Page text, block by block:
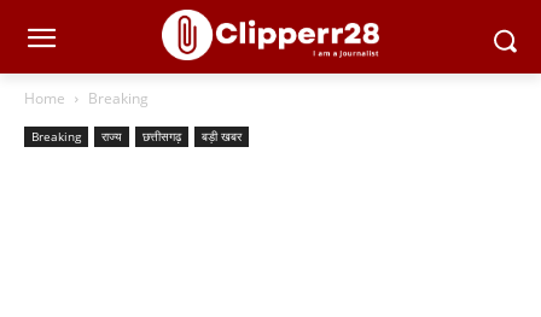
Home Breaking
Breaking राज्य छत्तीसगढ़ बड़ी खबर